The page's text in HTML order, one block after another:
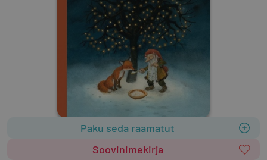
Paku seda raamatut
Soovinimekirja